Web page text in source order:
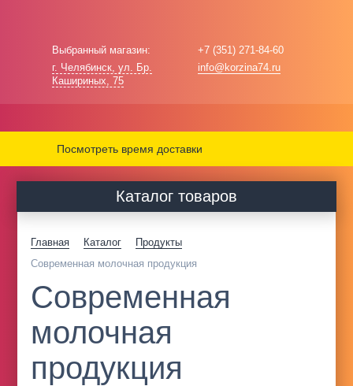
Выбранный магазин:
г. Челябинск, ул. Бр.
Кашириных, 75
+7 (351) 271-84-60
info@korzina74.ru
Посмотреть время доставки
Каталог товаров
Главная Каталог
Продукты
Современная молочная продукция
Современная
молочная
продукция